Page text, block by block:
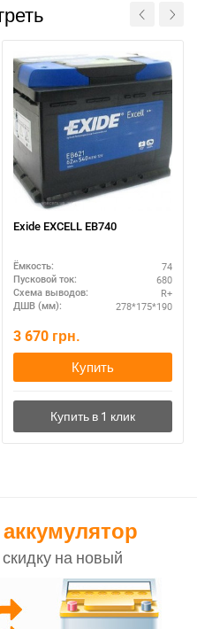
Exide EXCELL EB740
Ёмкость: 74
Пусковой ток: 680
Схема выводов: R+
ДШВ (мм): 278*175*190
3 670 грн.
Купить
на новый